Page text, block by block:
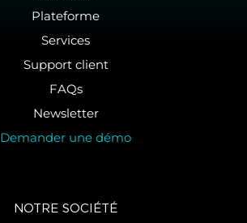
Plateforme
Services
Support client
FAQs
Newsletter
Demander une démo
NOTRE SOCIÉTÉ